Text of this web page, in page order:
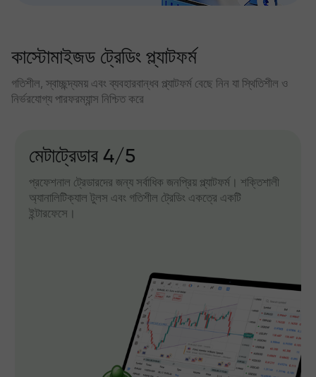
কাস্টোমাইজড ট্রেডিং প্ল্যাটফর্ম
গতিশীল, স্বাচ্ছন্দ্যময় এবং ব্যবহারবান্ধব প্ল্যাটফর্ম বেছে নিন যা স্থিতিশীল ও
নির্ভরযোগ্য পারফরম্যান্স নিশ্চিত করে
মেটাট্রেডার 4/5
প্রফেশনাল ট্রেডারদের জন্য সর্বাধিক জনপ্রিয় প্ল্যাটফর্ম। শক্তিশালী
অ্যানালিটিক্যাল টুলস এবং গতিশীল ট্রেডিং একত্রে একটি
ইন্টারফেসে।